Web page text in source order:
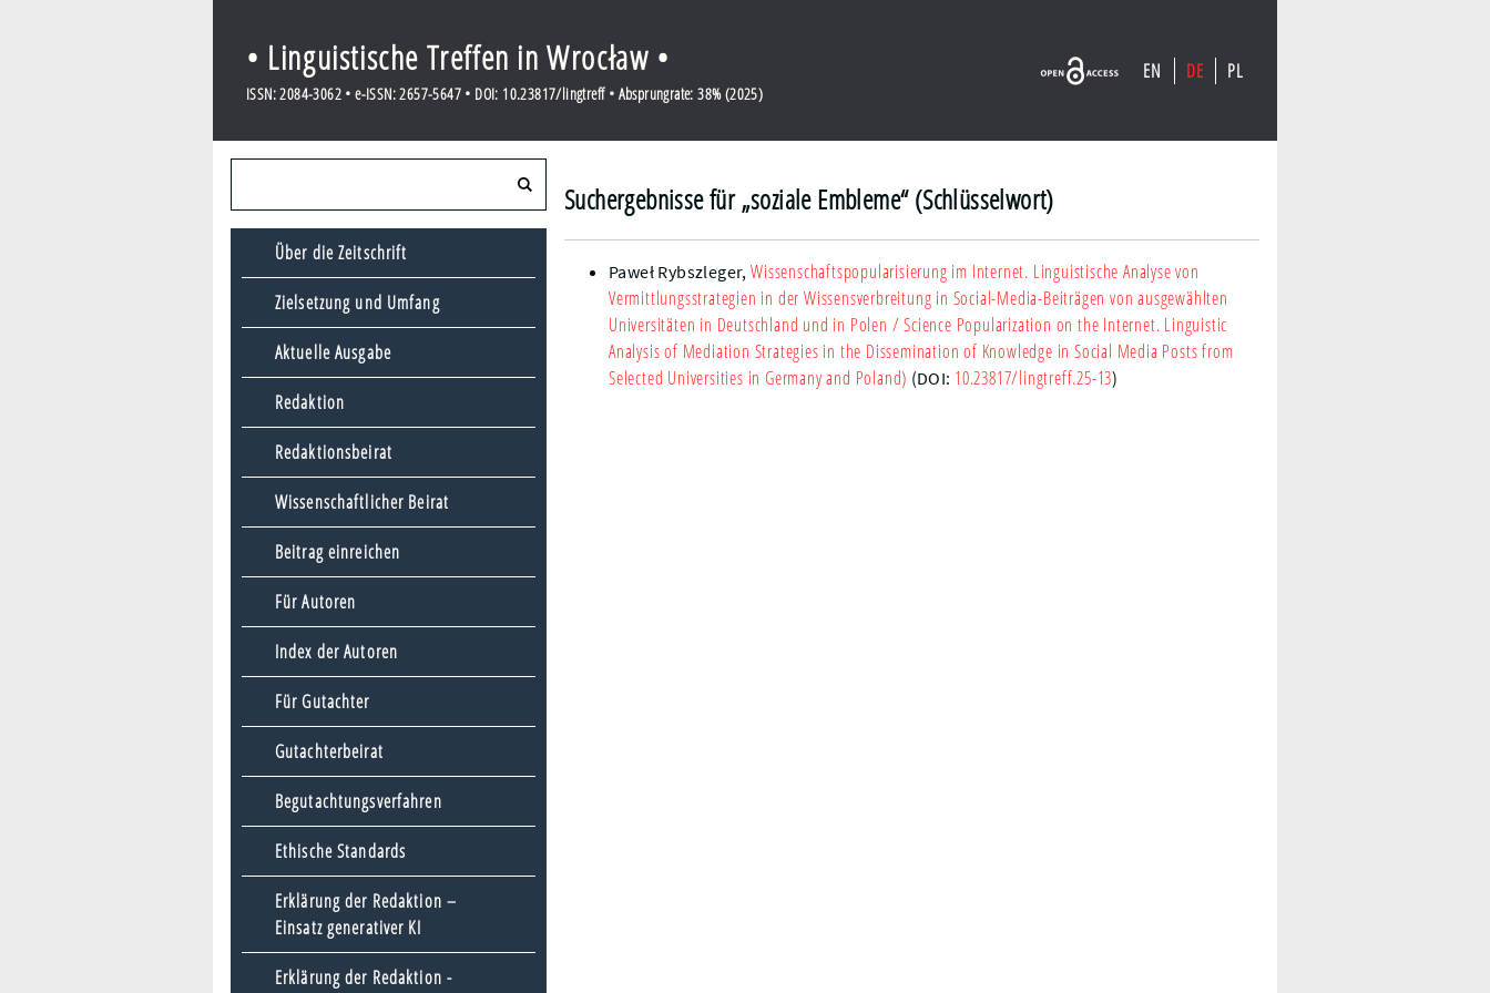
• Linguistische Treffen in Wrocław •
ISSN: 2084-3062 • e-ISSN: 2657-5647 • DOI: 10.23817/lingtreff • Absprungrate: 38% (2025)
EN DE PL
Über die Zeitschrift
Zielsetzung und Umfang
Aktuelle Ausgabe
Redaktion
Redaktionsbeirat
Wissenschaftlicher Beirat
Beitrag einreichen
Für Autoren
Index der Autoren
Für Gutachter
Gutachterbeirat
Begutachtungsverfahren
Ethische Standards
Erklärung der Redaktion –
Einsatz generativer KI
Erklärung der Redaktion -
Suchergebnisse für „soziale Embleme“ (Schlüsselwort)
Paweł Rybszleger,Wissenschaftspopularisierung im Internet. Linguistische Analyse von
Vermittlungsstrategien in der Wissensverbreitung in Social-Media-Beiträgen von ausgewählten
Universitäten in Deutschland und in Polen / Science Popularization on the Internet. Linguistic
Analysis of Mediation Strategies in the Dissemination of Knowledge in Social Media Posts from
Selected Universities in Germany and Poland) (DOI: 10.23817/lingtreff.25-13)